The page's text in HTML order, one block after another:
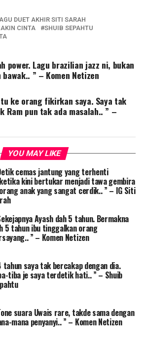
DUET AKHIR SITI SARAH
CINTA
SHUIB SEPAHTU
power. Lagu brazilian jazz ni, bukan
” – Komen Netizen
ke orang fikirkan saya. Saya tak
Ram pun tak ada masalah.. ” –
YOU MAY LIKE
cemas jantung yang terhenti
kini bertukar menjadi tawa gembira
anak yang sangat cerdik.. ” – IG Siti
Ayash dah 5 tahun. Bermakna
5 tahun ibu tinggalkan orang
” – Komen Netizen
tahun saya tak bercakap dengan dia.
tiba je saya terdetik hati.. ” – Shuib
suara Uwais rare, takde sama dengan
mana penyanyi.. ” – Komen Netizen